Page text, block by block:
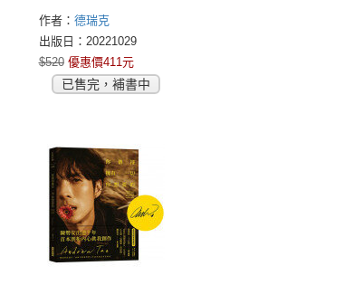
子（限量附贈牧羊
犬、侏儒羊、藏獒與
東方鴿四款寵物書
籤，讓你讀到哪，毛
孩就陪你到哪）
作者： 德瑞克
出版日：20221029
$520 優惠價411元
已售完，補書中